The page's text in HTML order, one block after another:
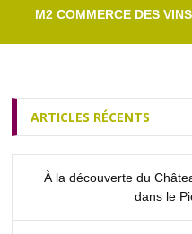
M2 COMMERCE DES VINS
ARTICLES RÉCENTS
À la découverte du
dans le